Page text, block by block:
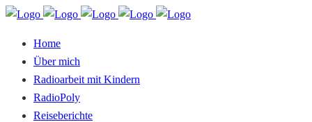
Home
Über mich
Radioarbeit mit Kindern
RadioPoly
Reiseberichte